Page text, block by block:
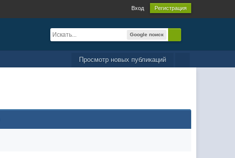
Вход Регистрация
Google поиск
Просмотр новых публикаций